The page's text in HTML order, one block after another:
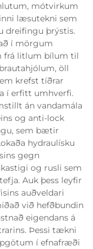
mótvirkum
læsutekni sem
dreifingu þrýstis.
í mörgum
frá litlum bílum til
öll
krefst tíðrar
í erfitt umhverfi.
án vandamála
og anti-lock
sem bætir
hydraulísku
gegn
og rusli sem
Auk þess leyfir
auðveldari
við hefðbundin
eigendans á
Þessi tækni
í efnafræði